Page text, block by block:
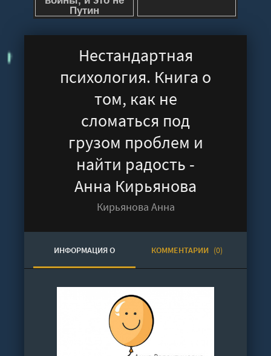
Нестандартная
психология. Книга о
том, как не
сломаться под
грузом проблем и
найти радость -
Анна Кирьянова
Кирьянова Анна
ИНФОРМАЦИЯ О
АУДИОКНИГЕ
КОММЕНТАРИИ (0)